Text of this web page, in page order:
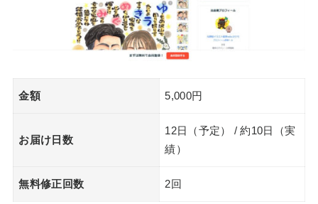
金額 5,000円
お届け日数
12日（予定） / 約10日（実
績）
無料修正回数 2回